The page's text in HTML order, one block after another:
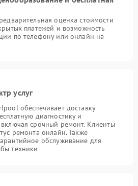
оценка стоимости
платежей и возможность
по телефону или онлайн на
услуг
обеспечивает доставку
диагностику и
срочный ремонт. Клиенты
ремонта онлайн. Также
обслуживание для
техники